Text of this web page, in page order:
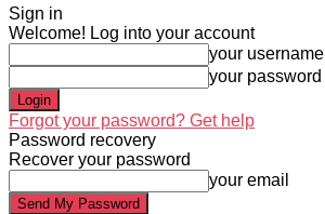
Sign in
Welcome! Log into your account
your username
your password
Forgot your password? Get help
Password recovery
Recover your password
your email